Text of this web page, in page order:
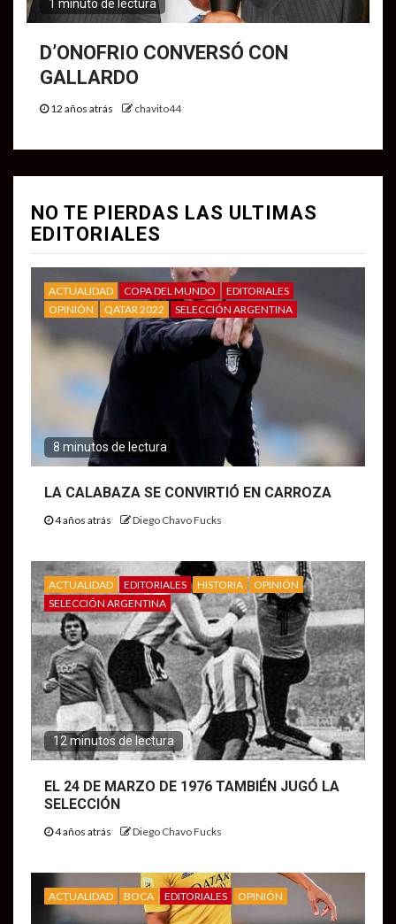
1 minuto de lectura
D’ONOFRIO CONVERSÓ CON
GALLARDO
12 años atrás chavito44
NO TE PIERDAS LAS ULTIMAS
EDITORIALES
ACTUALIDAD COPA DEL MUNDO
EDITORIALES
OPINIÓN
QATAR 2022 SELECCIÓN ARGENTINA
8 minutos de lectura
LA CALABAZA SE CONVIRTIÓ EN CARROZA
4 años atrás Diego Chavo Fucks
ACTUALIDAD EDITORIALES HISTORIA
OPINIÓN
SELECCIÓN ARGENTINA
12 minutos de lectura
EL 24 DE MARZO DE 1976 TAMBIÉN JUGÓ LA
SELECCIÓN
4 años atrás Diego Chavo Fucks
ACTUALIDAD BOCA EDITORIALES OPINIÓN